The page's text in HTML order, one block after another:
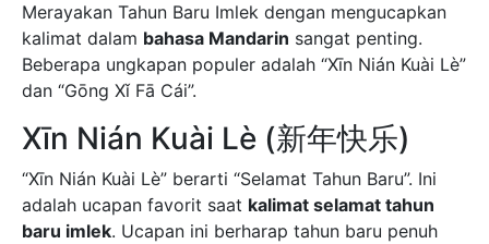
Merayakan Tahun Baru Imlek dengan mengucapkan
kalimat dalam bahasa Mandarin sangat penting.
Beberapa ungkapan populer adalah “Xīn Nián Kuài Lè”
dan “Gōng Xǐ Fā Cái”.
Xīn Nián Kuài Lè (新年快乐)
“Xīn Nián Kuài Lè” berarti “Selamat Tahun Baru”. Ini
adalah ucapan favorit saat kalimat selamat tahun
baru imlek. Ucapan ini berharap tahun baru penuh